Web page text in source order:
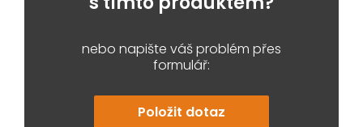
nebo napište váš problém přes
formulář:
Položit dotaz